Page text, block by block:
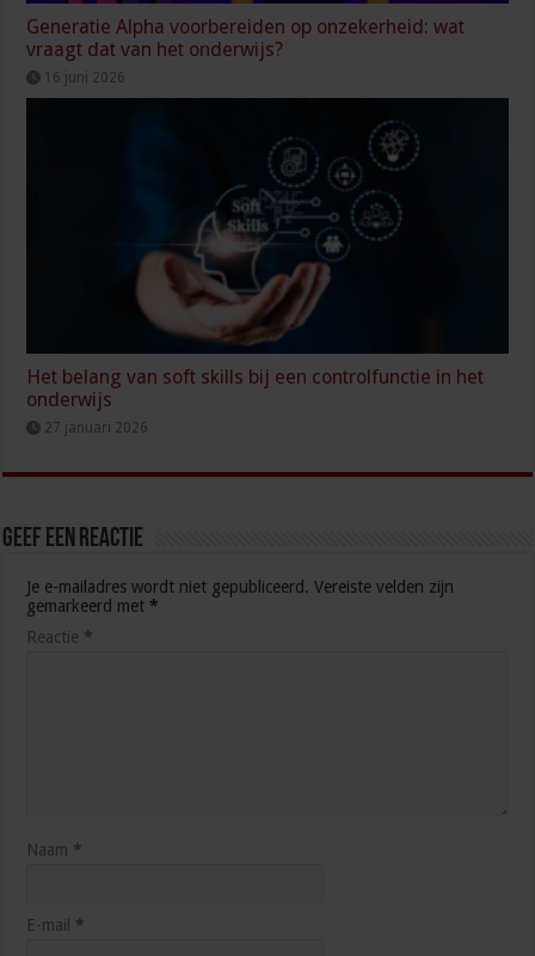
Generatie Alpha voorbereiden op onzekerheid: wat
vraagt dat van het onderwijs?
16 juni 2026
Het belang van soft skills bij een controlfunctie in het
onderwijs
27 januari 2026
Geef een reactie
Je e-mailadres wordt niet gepubliceerd. Vereiste velden zijn
gemarkeerd met *
Reactie *
Naam *
E-mail *